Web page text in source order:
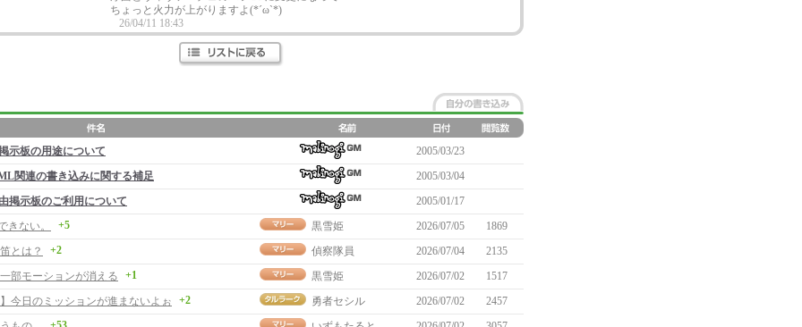
ちょっと火力が上がりますよ(*´ω`*)
26/04/11 18:43
示板の用途について
2005/03/23
関連の書き込みに関する補足
2005/03/04
掲示板のご利用について
2005/01/17
きない。
+5 黒雪姫 2026/07/05
1869
とは？
+2 偵察隊員 2026/07/04
2135
部モーションが消える
+1 黒雪姫 2026/07/02
1517
今日のミッションが進まないよぉ
+2 勇者セシル 2026/07/02
2457